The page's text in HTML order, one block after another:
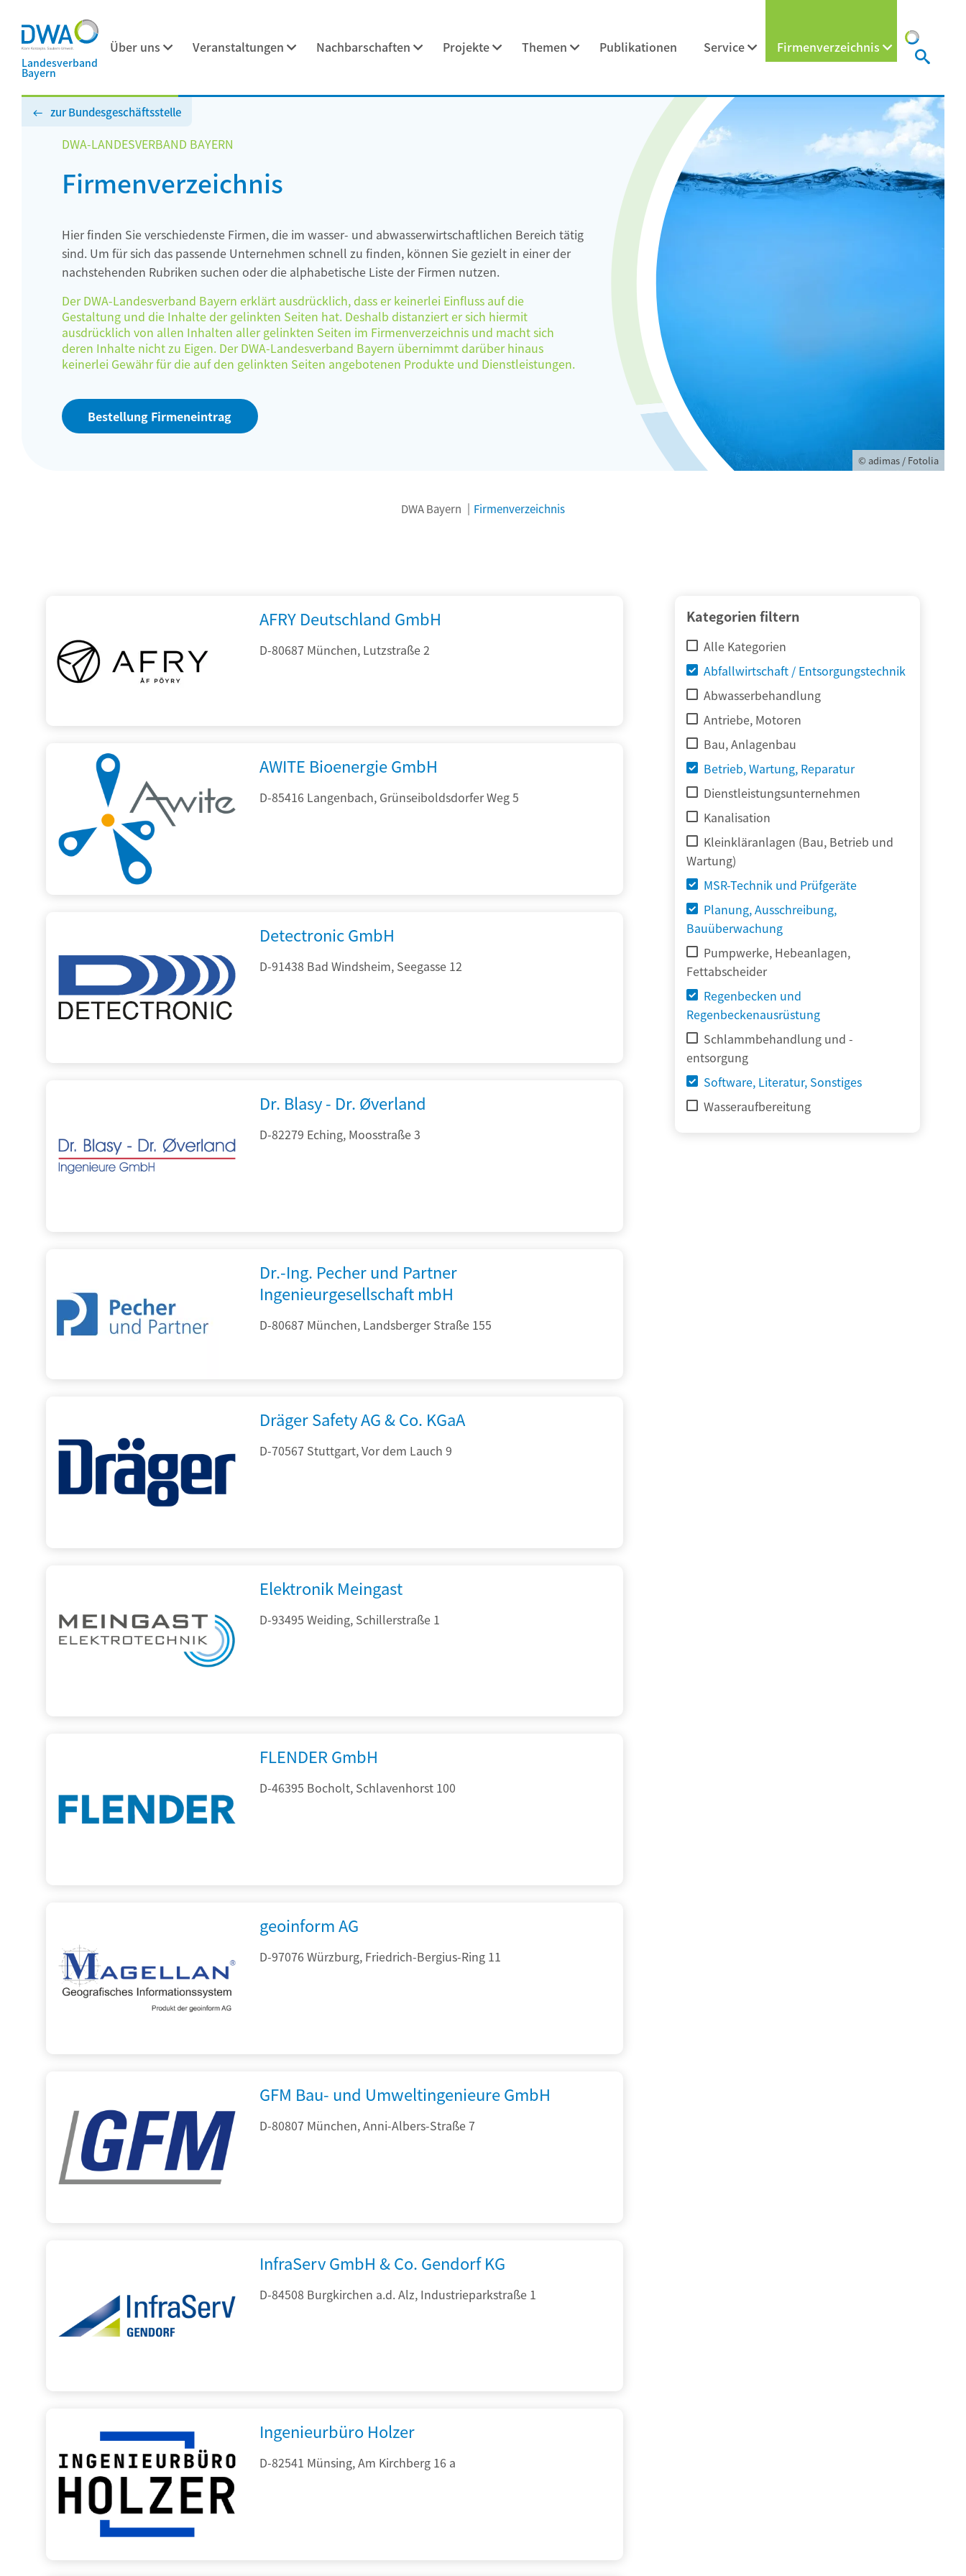
Landesverband
Bayern
Über uns Veranstaltungen Nachbarschaften Projekte Themen Publikationen Service Firmenverzeichnis
zur Bundesgeschäftsstelle
DWA-LANDESVERBAND BAYERN
Firmenverzeichnis
Hier finden Sie verschiedenste Firmen, die im wasser- und abwasserwirtschaftlichen Bereich tätig
sind. Um für sich das passende Unternehmen schnell zu finden, können Sie gezielt in einer der
nachstehenden Rubriken suchen oder die alphabetische Liste der Firmen nutzen.
Der DWA-Landesverband Bayern erklärt ausdrücklich, dass er keinerlei Einfluss auf die
Gestaltung und die Inhalte der gelinkten Seiten hat. Deshalb distanziert er sich hiermit
ausdrücklich von allen Inhalten aller gelinkten Seiten im Firmenverzeichnis und macht sich
deren Inhalte nicht zu Eigen. Der DWA-Landesverband Bayern übernimmt darüber hinaus
keinerlei Gewähr für die auf den gelinkten Seiten angebotenen Produkte und Dienstleistungen.
Bestellung Firmeneintrag
© adimas / Fotolia
DWA Bayern Firmenverzeichnis
Kategorien filtern
Alle Kategorien
Abfallwirtschaft / Entsorgungstechnik
Abwasserbehandlung
Antriebe, Motoren
Bau, Anlagenbau
Betrieb, Wartung, Reparatur
Dienstleistungsunternehmen
Kanalisation
Kleinkläranlagen (Bau, Betrieb und
Wartung)
MSR-Technik und Prüfgeräte
Planung, Ausschreibung,
Bauüberwachung
Pumpwerke, Hebeanlagen,
Fettabscheider
Regenbecken und
Regenbeckenausrüstung
Schlammbehandlung und -
entsorgung
Software, Literatur, Sonstiges
Wasseraufbereitung
AFRY Deutschland GmbH
D-80687 München, Lutzstraße 2
AWITE Bioenergie GmbH
D-85416 Langenbach, Grünseiboldsdorfer Weg 5
Detectronic GmbH
D-91438 Bad Windsheim, Seegasse 12
Dr. Blasy - Dr. Øverland
D-82279 Eching, Moosstraße 3
Dr.-Ing. Pecher und Partner
Ingenieurgesellschaft mbH
D-80687 München, Landsberger Straße 155
Dräger Safety AG & Co. KGaA
D-70567 Stuttgart, Vor dem Lauch 9
Elektronik Meingast
D-93495 Weiding, Schillerstraße 1
FLENDER GmbH
D-46395 Bocholt, Schlavenhorst 100
geoinform AG
D-97076 Würzburg, Friedrich-Bergius-Ring 11
GFM Bau- und Umweltingenieure GmbH
D-80807 München, Anni-Albers-Straße 7
InfraServ GmbH & Co. Gendorf KG
D-84508 Burgkirchen a.d. Alz, Industrieparkstraße 1
Ingenieurbüro Holzer
D-82541 Münsing, Am Kirchberg 16 a